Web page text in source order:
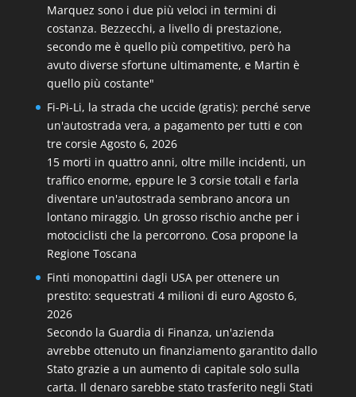
Marquez sono i due più veloci in termini di
costanza. Bezzecchi, a livello di prestazione,
secondo me è quello più competitivo, però ha
avuto diverse sfortune ultimamente, e Martin è
quello più costante"
Fi-Pi-Li, la strada che uccide (gratis): perché serve
un'autostrada vera, a pagamento per tutti e con
tre corsie Agosto 6, 2026
15 morti in quattro anni, oltre mille incidenti, un
traffico enorme, eppure le 3 corsie totali e farla
diventare un'autostrada sembrano ancora un
lontano miraggio. Un grosso rischio anche per i
motociclisti che la percorrono. Cosa propone la
Regione Toscana
Finti monopattini dagli USA per ottenere un
prestito: sequestrati 4 milioni di euro Agosto 6,
2026
Secondo la Guardia di Finanza, un'azienda
avrebbe ottenuto un finanziamento garantito dallo
Stato grazie a un aumento di capitale solo sulla
carta. Il denaro sarebbe stato trasferito negli Stati